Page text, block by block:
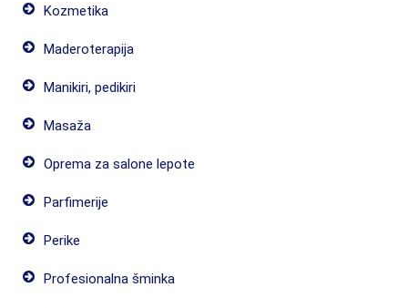
Kozmetika
Maderoterapija
Manikiri, pedikiri
Masaža
Oprema za salone lepote
Parfimerije
Perike
Profesionalna šminka